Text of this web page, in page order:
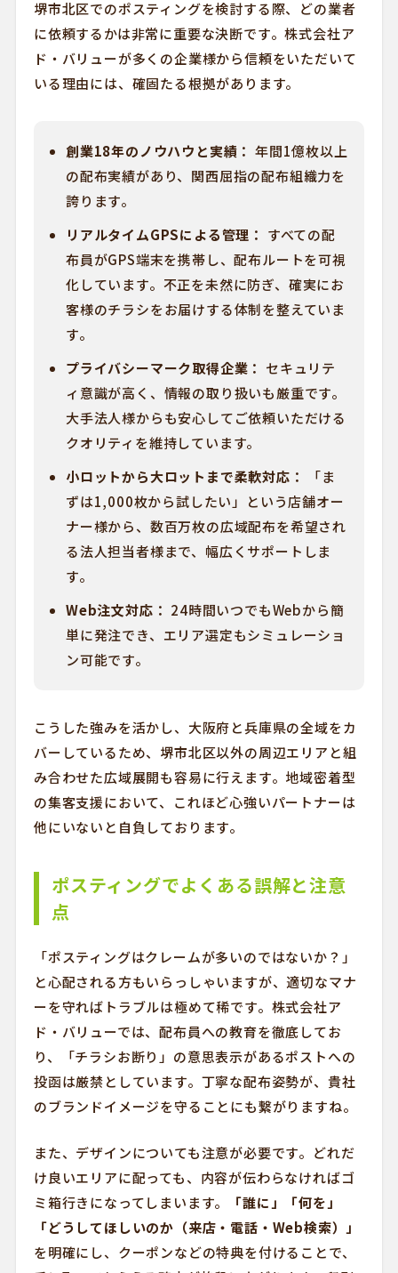
堺市北区でのポスティングを検討する際、どの業者
に依頼するかは非常に重要な決断です。株式会社ア
ド・バリューが多くの企業様から信頼をいただいて
いる理由には、確固たる根拠があります。
創業18年のノウハウと実績： 年間1億枚以上
の配布実績があり、関西屈指の配布組織力を
誇ります。
リアルタイムGPSによる管理： すべての配
布員がGPS端末を携帯し、配布ルートを可視
化しています。不正を未然に防ぎ、確実にお
客様のチラシをお届けする体制を整えていま
す。
プライバシーマーク取得企業： セキュリテ
ィ意識が高く、情報の取り扱いも厳重です。
大手法人様からも安心してご依頼いただける
クオリティを維持しています。
小ロットから大ロットまで柔軟対応：
「ま
ずは1,000枚から試したい」という店舗オー
ナー様から、数百万枚の広域配布を希望され
る法人担当者様まで、幅広くサポートしま
す。
Web注文対応： 24時間いつでもWebから簡
単に発注でき、エリア選定もシミュレーショ
ン可能です。
こうした強みを活かし、大阪府と兵庫県の全域をカ
バーしているため、堺市北区以外の周辺エリアと組
み合わせた広域展開も容易に行えます。地域密着型
の集客支援において、これほど心強いパートナーは
他にいないと自負しております。
ポスティングでよくある誤解と注意
点
「ポスティングはクレームが多いのではないか？」
と心配される方もいらっしゃいますが、適切なマナ
ーを守ればトラブルは極めて稀です。株式会社ア
ド・バリューでは、配布員への教育を徹底してお
り、「チラシお断り」の意思表示があるポストへの
投函は厳禁としています。丁寧な配布姿勢が、貴社
のブランドイメージを守ることにも繋がりますね。
また、デザインについても注意が必要です。どれだ
け良いエリアに配っても、内容が伝わらなければゴ
ミ箱行きになってしまいます。
「誰に」「何を」
「どうしてほしいのか（来店・電話・Web検索）」
を明確にし、クーポンなどの特典を付けることで、